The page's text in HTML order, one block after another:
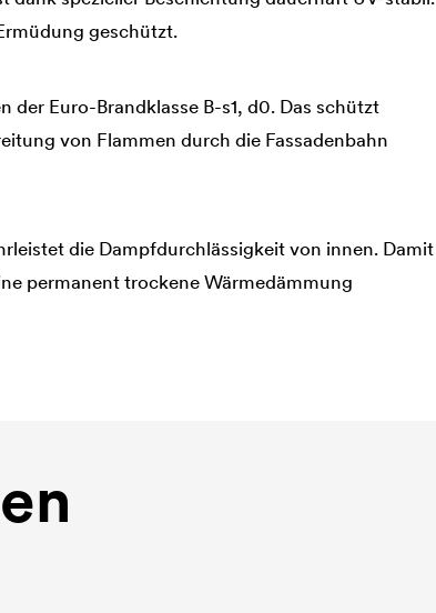
geschützt.
der Euro-Brandklasse B-s1, d0. Das schützt
von Flammen durch die Fassadenbahn
die Dampfdurchlässigkeit von innen. Damit
permanent trockene Wärmedämmung